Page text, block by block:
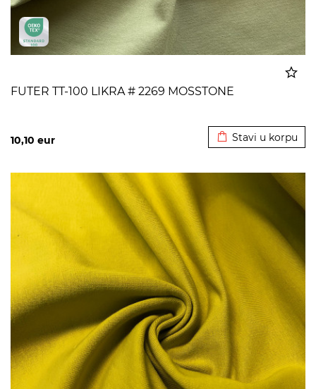
FUTER TT-100 LIKRA # 2269 MOSSTONE
10,10 eur Stavi u korpu